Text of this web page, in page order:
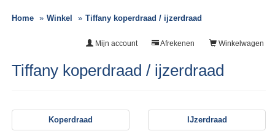
Home Winkel Tiffany koperdraad / ijzerdraad
Winkelwagen
Afrekenen
Mijn account
Tiffany koperdraad / ijzerdraad
Koperdraad IJzerdraad